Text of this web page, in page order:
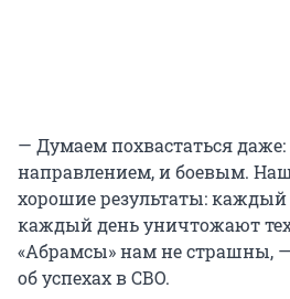
— Думаем похвастаться
направлением, и боевым.
хорошие результаты: каждый
каждый день уничтожают
«Абрамсы» нам не страшны,
об успехах в СВО.